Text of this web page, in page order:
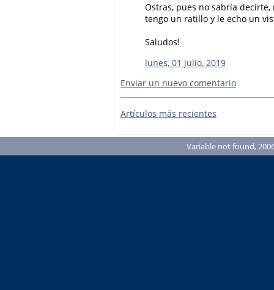
Ostras, pues no sabría
tengo un ratillo y le echo un
Saludos!
lunes, 01 julio, 2019
Enviar un nuevo comentario
Artículos más recientes
Variable not found,